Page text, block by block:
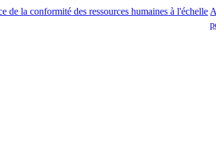
des ressources humaines à l'échelle
portage